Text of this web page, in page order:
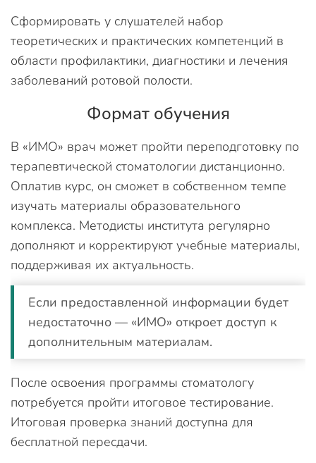
Сформировать у слушателей набор
теоретических и практических компетенций в
области профилактики, диагностики и лечения
заболеваний ротовой полости.
Формат обучения
В «ИМО» врач может пройти переподготовку по
терапевтической стоматологии дистанционно.
Оплатив курс, он сможет в собственном темпе
изучать материалы образовательного
комплекса. Методисты института регулярно
дополняют и корректируют учебные материалы,
поддерживая их актуальность.
Если предоставленной информации будет
недостаточно — «ИМО» откроет доступ к
дополнительным материалам.
После освоения программы стоматологу
потребуется пройти итоговое тестирование.
Итоговая проверка знаний доступна для
бесплатной пересдачи.